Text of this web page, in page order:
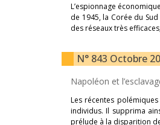
L’espionnage
de 1945, la Corée du
des réseaux très
N° 843 Octobre
Napoléon et
Les récentes
individus. Il supprima
prélude à la disparition